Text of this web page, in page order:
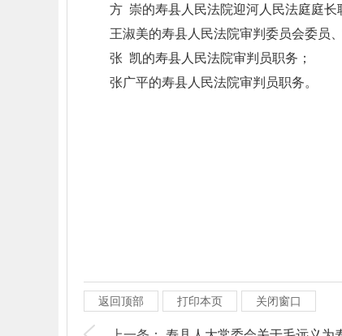
方 崇的寿县人民法院迎河人民法庭庭长
王淑美的寿县人民法院审判委员会委员
张 凯的寿县人民法院审判员职务；
张广平的寿县人民法院审判员职务。
返回顶部 打印本页 关闭窗口